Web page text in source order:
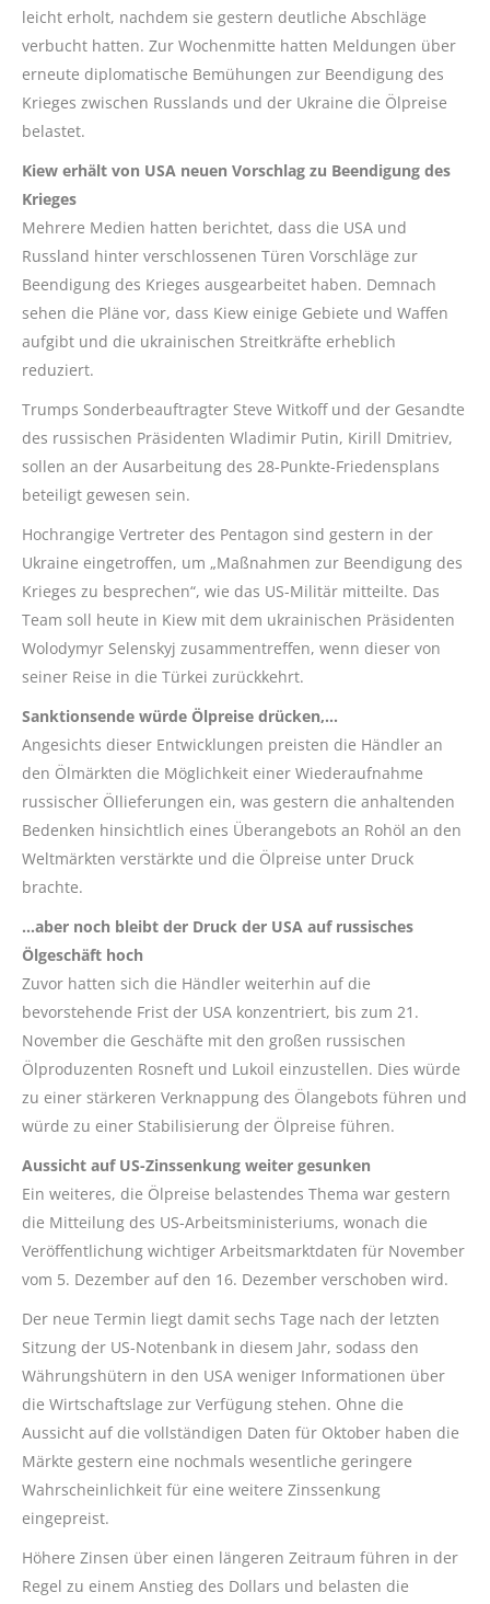
leicht erholt, nachdem sie gestern deutliche Abschläge
verbucht hatten. Zur Wochenmitte hatten Meldungen über
erneute diplomatische Bemühungen zur Beendigung des
Krieges zwischen Russlands und der Ukraine die Ölpreise
belastet.
Kiew erhält von USA neuen Vorschlag zu Beendigung des
Krieges
Mehrere Medien hatten berichtet, dass die USA und
Russland hinter verschlossenen Türen Vorschläge zur
Beendigung des Krieges ausgearbeitet haben. Demnach
sehen die Pläne vor, dass Kiew einige Gebiete und Waffen
aufgibt und die ukrainischen Streitkräfte erheblich
reduziert.
Trumps Sonderbeauftragter Steve Witkoff und der Gesandte
des russischen Präsidenten Wladimir Putin, Kirill Dmitriev,
sollen an der Ausarbeitung des 28-Punkte-Friedensplans
beteiligt gewesen sein.
Hochrangige Vertreter des Pentagon sind gestern in der
Ukraine eingetroffen, um „Maßnahmen zur Beendigung des
Krieges zu besprechen“, wie das US-Militär mitteilte. Das
Team soll heute in Kiew mit dem ukrainischen Präsidenten
Wolodymyr Selenskyj zusammentreffen, wenn dieser von
seiner Reise in die Türkei zurückkehrt.
Sanktionsende würde Ölpreise drücken,…
Angesichts dieser Entwicklungen preisten die Händler an
den Ölmärkten die Möglichkeit einer Wiederaufnahme
russischer Öllieferungen ein, was gestern die anhaltenden
Bedenken hinsichtlich eines Überangebots an Rohöl an den
Weltmärkten verstärkte und die Ölpreise unter Druck
brachte.
…aber noch bleibt der Druck der USA auf russisches
Ölgeschäft hoch
Zuvor hatten sich die Händler weiterhin auf die
bevorstehende Frist der USA konzentriert, bis zum 21.
November die Geschäfte mit den großen russischen
Ölproduzenten Rosneft und Lukoil einzustellen. Dies würde
zu einer stärkeren Verknappung des Ölangebots führen und
würde zu einer Stabilisierung der Ölpreise führen.
Aussicht auf US-Zinssenkung weiter gesunken
Ein weiteres, die Ölpreise belastendes Thema war gestern
die Mitteilung des US-Arbeitsministeriums, wonach die
Veröffentlichung wichtiger Arbeitsmarktdaten für November
vom 5. Dezember auf den 16. Dezember verschoben wird.
Der neue Termin liegt damit sechs Tage nach der letzten
Sitzung der US-Notenbank in diesem Jahr, sodass den
Währungshütern in den USA weniger Informationen über
die Wirtschaftslage zur Verfügung stehen. Ohne die
Aussicht auf die vollständigen Daten für Oktober haben die
Märkte gestern eine nochmals wesentliche geringere
Wahrscheinlichkeit für eine weitere Zinssenkung
eingepreist.
Höhere Zinsen über einen längeren Zeitraum führen in der
Regel zu einem Anstieg des Dollars und belasten die